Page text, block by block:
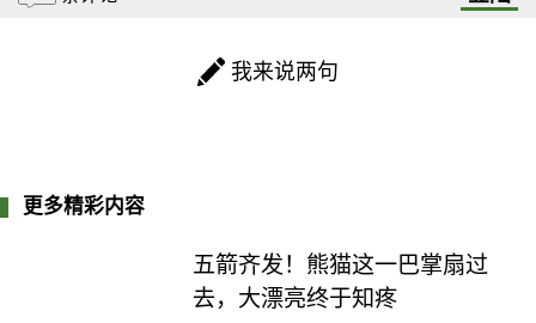
我来说两句
更多精彩内容
五箭齐发！熊猫这一巴掌扇过
去，大漂亮终于知疼